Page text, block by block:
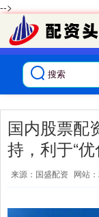
-->
国内股票配
持，利于“
来源：国盛配资 网站